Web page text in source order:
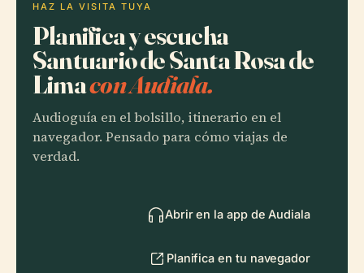
HAZ LA VISITA TUYA
Planifica y escucha
Santuario de Santa Rosa de
Limacon Audiala.
Audioguía en el bolsillo, itinerario en el
navegador. Pensado para cómo viajas de
verdad.
Abrir en la app de Audiala
Planifica en tu navegador